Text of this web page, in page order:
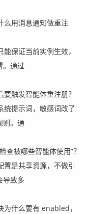
么用消息通知做重注
保证当前实例生效，
。通过
触发智能体重注册？
统提示词，敏感词改了
则。通
查被哪些智能体使用”？
置是共享资源，不做引
导致多
什么要有 enabled，